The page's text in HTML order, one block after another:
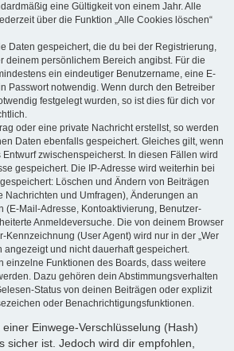
eine Gültigkeit von einem Jahr. Alle
über die Funktion „Alle Cookies löschen“
Daten gespeichert, die du bei der Registrierung,
deinem persönlichem Bereich angibst. Für die
ein eindeutiger Benutzername, eine E-
Passwort notwendig. Wenn durch den Betreiber
festgelegt wurden, so ist dies für dich vor
oder eine private Nachricht erstellst, so werden
Daten ebenfalls gespeichert. Gleiches gilt, wenn
zwischenspeicherst. In diesen Fällen wird
gespeichert. Die IP-Adresse wird weiterhin bei
Löschen und Ändern von Beiträgen
Nachrichten und Umfragen), Änderungen an
(E-Mail-Adresse, Kontoaktivierung, Benutzer-
Anmeldeversuche. Die von deinem Browser
Kennzeichnung (User Agent) wird nur in der „Wer
angezeigt und nicht dauerhaft gespeichert.
einzelne Funktionen des Boards, dass weitere
Dazu gehören dein Abstimmungsverhalten
Status von deinen Beiträgen oder explizit
oder Benachrichtigungsfunktionen.
Einwege-Verschlüsselung (Hash)
sicher ist. Jedoch wird dir empfohlen,